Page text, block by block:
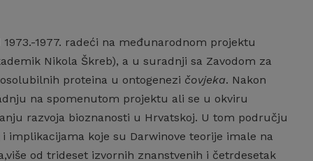
1977. radeći na međunarodnom projektu
Nikola Škreb), a u suradnji sa Zavodom za
proteina u ontogenezi čovjeka. Nakon
na spomenutom projektu ali se u okviru
razvoja bioznanosti u Hrvatskoj. U tom području
implikacijama koje su Darwinove teorije imale na
od trideset izvornih znanstvenih i četrdesetak